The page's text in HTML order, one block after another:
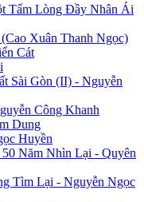
Tấm Lòng Đầy Nhân Ái
Xuân Thanh Ngọc)
Cát
Sài Gòn (II) - Nguyễn
Công Khanh
Dung
Huyền
Năm Nhìn Lại - Quyên
Tìm Lại - Nguyễn Ngọc